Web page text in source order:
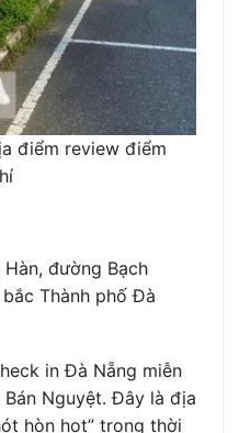
điểm review điểm
đường Bạch
Thành phố Đà
in Đà Nẵng miễn
Nguyệt. Đây là địa
hòn họt” trong thời